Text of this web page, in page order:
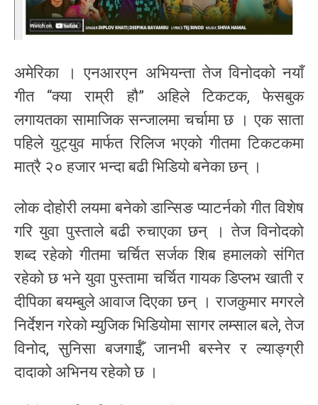
अमेरिका । एनआरएन अभियन्ता तेज विनोदको नयाँ
गीत “क्या राम्री हौ” अहिले टिकटक, फेसबुक
लगायतका सामाजिक सन्जालमा चर्चामा छ । एक साता
पहिले युट्युव मार्फत रिलिज भएको गीतमा टिकटकमा
मात्रै २० हजार भन्दा बढी भिडियो बनेका छन् ।
लोक दोहोरी लयमा बनेको डान्सिङ प्याटर्नको गीत विशेष
गरि युवा पुस्ताले बढी रुचाएका छन् । तेज विनोदको
शब्द रहेको गीतमा चर्चित सर्जक शिब हमालको संगित
रहेको छ भने युवा पुस्तामा चर्चित गायक डिप्लभ खाती र
दीपिका बयम्बुले आवाज दिएका छन् । राजकुमार मगरले
निर्देशन गरेको म्युजिक भिडियोमा सागर लम्साल बले, तेज
विनोद, सुनिसा बजगाईँ, जानभी बस्नेर र ल्याङ्ग्री
दादाको अभिनय रहेको छ ।